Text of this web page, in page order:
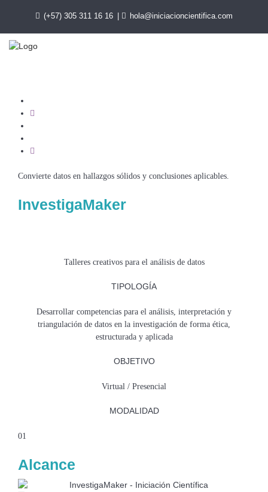
(+57) 305 311 16 16 hola@iniciacioncientifica.com
Convierte datos en hallazgos sólidos y conclusiones aplicables.
InvestigaMaker
Talleres creativos para el análisis de datos
TIPOLOGÍA
Desarrollar competencias para el análisis, interpretación y
triangulación de datos en la investigación de forma ética,
estructurada y aplicada
OBJETIVO
Virtual / Presencial
MODALIDAD
01
Alcance